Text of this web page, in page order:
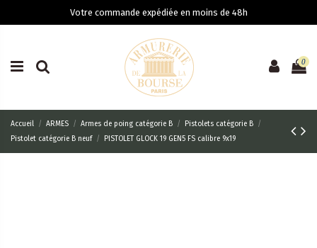
Votre commande expédiée en moins de 48h
0
Accueil ARMES Armes de poing catégorie B
Pistolets catégorie B
Pistolet catégorie B neuf
PISTOLET GLOCK 19 GEN5 FS calibre 9x19